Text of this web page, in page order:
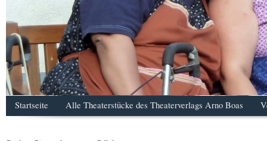
Startseite Alle Theaterstücke des Theaterverlags Arno Boas